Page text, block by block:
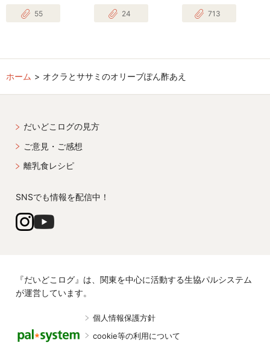
55 24 713
ホーム オクラとササミのオリーブぽん酢あえ
だいどこログの見方
ご意見・ご感想
離乳食レシピ
SNSでも情報を配信中！
『だいどこログ』は、関東を中心に活動する生協パルシステム
が運営しています。
個人情報保護方針
cookie等の利用について